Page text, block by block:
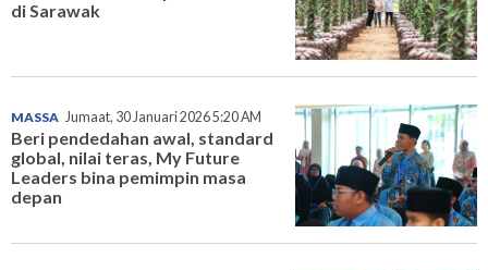
di Sarawak
MASSA Jumaat, 30 Januari 2026 5:20 AM
Beri pendedahan awal, standard
global, nilai teras, My Future
Leaders bina pemimpin masa
depan